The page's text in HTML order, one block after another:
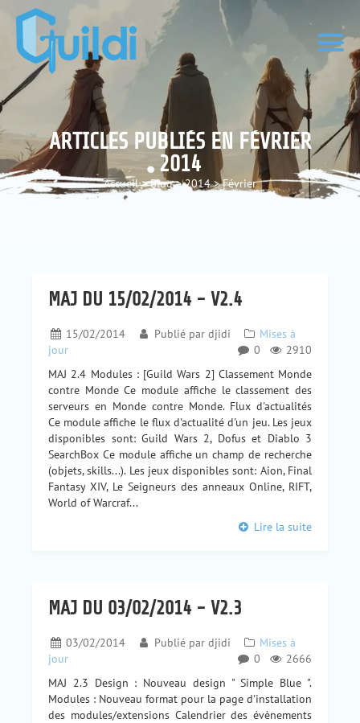
ARTICLES PUBLIÉS EN FÉVRIER
2014
Accueil > Blog > 2014 > Février
MAJ DU 15/02/2014 - V2.4
15/02/2014 Publié par djidi
Mises à
jour
2910
0
MAJ 2.4 Modules : [Guild Wars 2] Classement Monde
contre Monde Ce module affiche le classement des
serveurs en Monde contre Monde. Flux d'actualités
Ce module affiche le flux d'actualité d'un jeu. Les jeux
disponibles sont: Guild Wars 2, Dofus et Diablo 3
SearchBox Ce module affiche un champ de recherche
(objets, skills...). Les jeux disponibles sont: Aion, Final
Fantasy XIV, Le Seigneurs des anneaux Online, RIFT,
World of Warcraf...
Lire la suite
MAJ DU 03/02/2014 - V2.3
03/02/2014 Publié par djidi
Mises à
jour
2666
0
MAJ 2.3 Design : Nouveau design " Simple Blue ".
Modules : Nouveau format pour la page d'installation
des modules/extensions Calendrier des évènements